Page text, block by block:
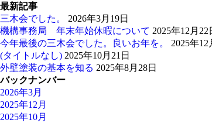
最新記事
三木会でした。
2026年3月19日
機構事務局 年末年始休暇について 2025年12月22
今年最後の三木会でした。良いお年を。
2025年12
(タイトルなし) 2025年10月21日
外壁塗装の基本を知る 2025年8月28日
バックナンバー
2026年3月
2025年12月
2025年10月